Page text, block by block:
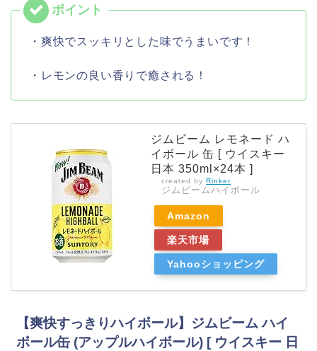
・爽快でスッキリとした味でうまいです！
・レモンの良い香りで癒される！
ジムビーム レモネード ハ
イボール 缶 [ ウイスキー
日本 350ml×24本 ]
created by Rinker
ジムビームハイボール
Amazon
楽天市場
Yahooショッピング
【爽快すっきりハイボール】ジムビーム ハイ
ボール缶 (アップルハイボール) [ ウイスキー 日